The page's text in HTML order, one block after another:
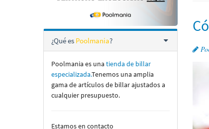
¿Qué es Poolmania?
Poolmania es una tienda de billar
especializada.Tenemos una amplia
gama de artí­culos de billar ajustados a
cualquier presupuesto.
Estamos en contacto